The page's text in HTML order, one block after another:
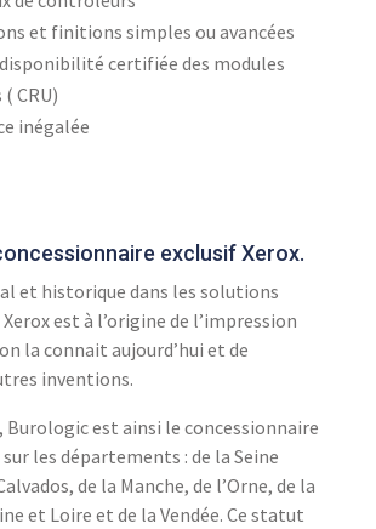
et finitions simples ou avancées
certifiée des modules
CRU)
inégalée
exclusif Xerox.
et historique dans les solutions
est à l’origine de l’impression
la connait aujourd’hui et de
inventions.
Burologic est ainsi le concessionnaire
les départements : de la Seine
de la Manche, de l’Orne, de la
et Loire et de la Vendée. Ce statut